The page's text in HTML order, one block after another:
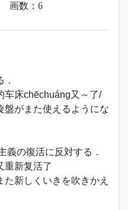
画数： 6
车床chēchuáng又～了/
盤がまた使えるようにな
義の復活に反対する．
重新复活了
新しくいきを吹きかえ